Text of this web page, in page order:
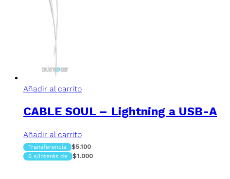
Añadir al carrito
CABLE SOUL – Lightning a USB-A
Añadir al carrito
Transferencia $5.100
6 s/interés de $1.000